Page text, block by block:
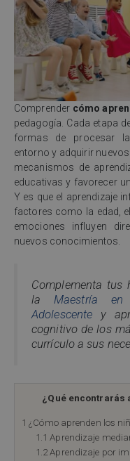
Comprender cómo
pedagogía. Cada etapa
formas de procesar
entorno y adquirir
mecanismos de
educativas y favorecer
Y es que el aprendizaje
factores como la edad,
emociones influyen
nuevos conocimientos.
Complementa tus
la Maestría
Adolescente y
cognitivo de los
currículo a sus
¿Qué encontrarás
1 ¿Cómo aprenden los
1.1 Aprendizaje
1.2Aprendizaje por